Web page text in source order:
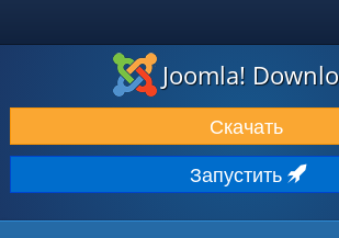
ЗАГРУЗКИ И РАСШИРЕНИЯ
ДОКУМЕНТАЦИЯ И ОБУЧЕНИЕ
СООБЩЕСТВО И ПОДДЕРЖКА
Joomla!
Скачать
Запустить